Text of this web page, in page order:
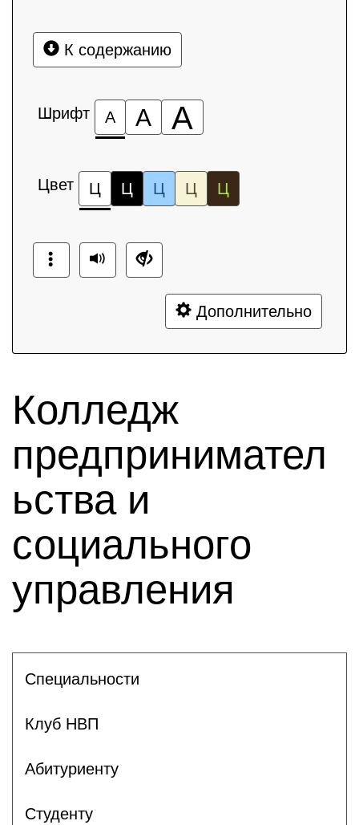
К содержанию
Шрифт А А А
Цвет Ц Ц Ц Ц Ц
Дополнительно
Колледж
предпринимател
ьства и
социального
управления
Специальности
Клуб НВП
Абитуриенту
Студенту